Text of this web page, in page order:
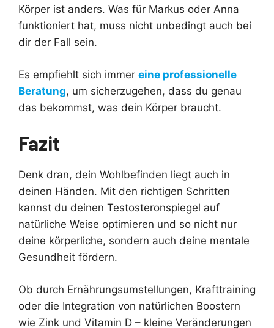
Körper ist anders. Was für Markus oder Anna
funktioniert hat, muss nicht unbedingt auch bei
dir der Fall sein.
Es empfiehlt sich immer eine professionelle
Beratung, um sicherzugehen, dass du genau
das bekommst, was dein Körper braucht.
Fazit
Denk dran, dein Wohlbefinden liegt auch in
deinen Händen. Mit den richtigen Schritten
kannst du deinen Testosteronspiegel auf
natürliche Weise optimieren und so nicht nur
deine körperliche, sondern auch deine mentale
Gesundheit fördern.
Ob durch Ernährungsumstellungen, Krafttraining
oder die Integration von natürlichen Boostern
wie Zink und Vitamin D – kleine Veränderungen